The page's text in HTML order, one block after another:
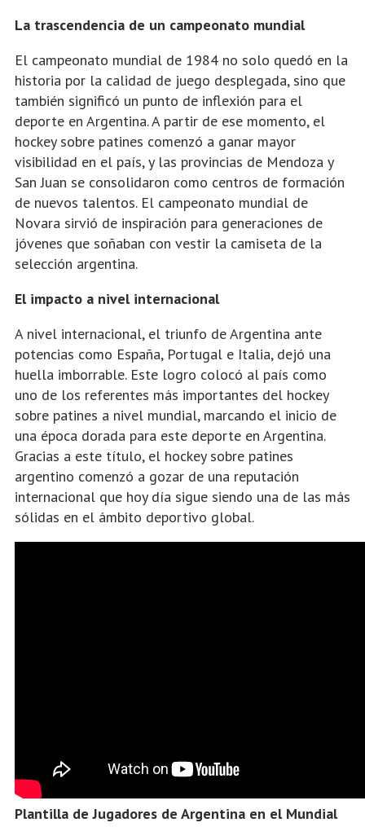
La trascendencia de un campeonato mundial
El campeonato mundial de 1984 no solo quedó en la
historia por la calidad de juego desplegada, sino que
también significó un punto de inflexión para el
deporte en Argentina. A partir de ese momento, el
hockey sobre patines comenzó a ganar mayor
visibilidad en el país, y las provincias de Mendoza y
San Juan se consolidaron como centros de formación
de nuevos talentos. El campeonato mundial de
Novara sirvió de inspiración para generaciones de
jóvenes que soñaban con vestir la camiseta de la
selección argentina.
El impacto a nivel internacional
A nivel internacional, el triunfo de Argentina ante
potencias como España, Portugal e Italia, dejó una
huella imborrable. Este logro colocó al país como
uno de los referentes más importantes del hockey
sobre patines a nivel mundial, marcando el inicio de
una época dorada para este deporte en Argentina.
Gracias a este título, el hockey sobre patines
argentino comenzó a gozar de una reputación
internacional que hoy día sigue siendo una de las más
sólidas en el ámbito deportivo global.
Plantilla de Jugadores de Argentina en el Mundial